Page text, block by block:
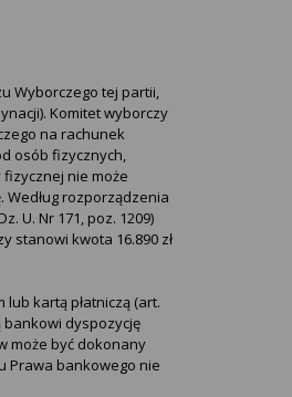
Wyborczego tej partii,
Komitet wyborczy
na rachunek
osób fizycznych,
nie może
rozporządzenia
U. Nr 171, poz. 1209)
stanowi kwota 16.890 zł
kartą płatniczą (art.
bankowi dyspozycję
może być dokonany
Prawa bankowego nie